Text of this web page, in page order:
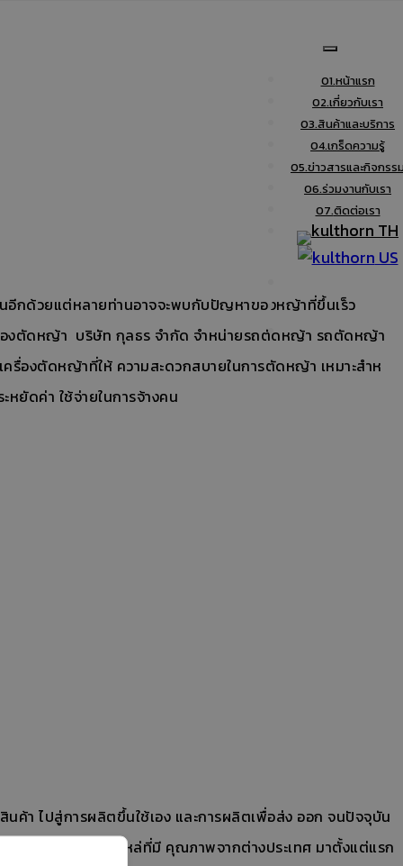
01.หน้าแรก
02.เกี่ยวกับเรา
03.สินค้าและบริการ
04.เกร็ดความรู้
05.ข่าวสารและกิจกรร
06.ร่วมงานกับเรา
07.ติดต่อเรา
TH
US
กด้วยแต่หลายท่านอาจจะพบกับปัญหาของหญ้าที่ขึ้นเร็ว
องตัดหญ้า บริษัท กุลธร จำกัด จำหน่ายรถตัดหญ้า รถตัดหญ้า
งตัดหญ้าที่ให้ ความสะดวกสบายในการตัดหญ้า เหมาะสําห
ยัดค่า ใช้จ่ายในการจ้างคน
า ไปสู่การผลิตขึ้นใช้เอง และการผลิตเพื่อส่ง ออก จนปัจจุบัน
ริ่มนําเข้าสินค้าอะไหล่ที่มี คุณภาพจากต่างประเทศ มาตั้งแต่แรก